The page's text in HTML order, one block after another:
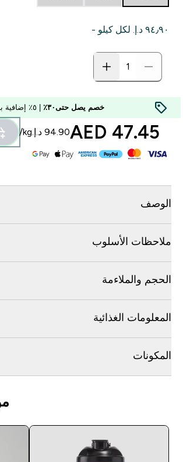
٩٤٫٩٠ د.إ.‏‎ لكل كيلو -
خصم يصل حتى٣٠٪
47.45 AED‎
الوصف
ملاحظات الأسلوب
الحجم والملاءمة
المعلومات الغذائية
المكونات